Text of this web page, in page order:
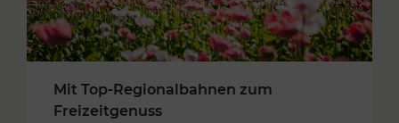
Mit Top-Regionalbahnen zum
Freizeitgenuss